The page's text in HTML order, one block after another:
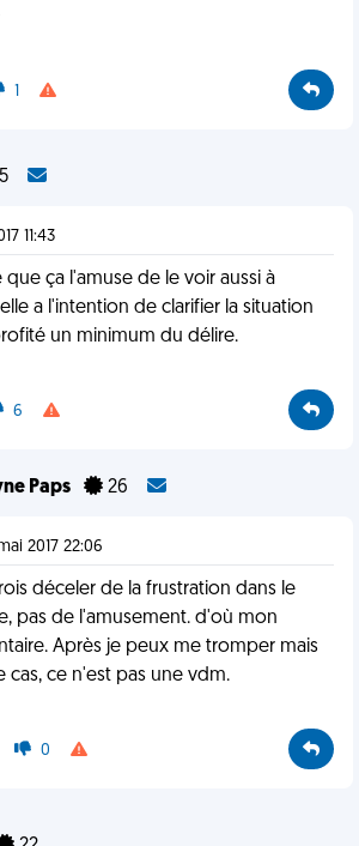
1
11:43
ça l'amuse de le voir aussi à
a l'intention de clarifier la situation
un minimum du délire.
6
Paps 26
2017 22:06
déceler de la frustration dans le
pas de l'amusement. d'où mon
Après je peux me tromper mais
cas, ce n'est pas une vdm.
0